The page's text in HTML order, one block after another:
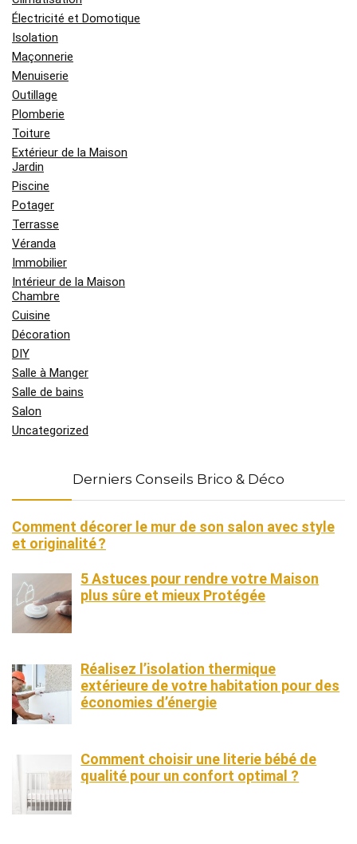
Électricité et Domotique
Isolation
Maçonnerie
Menuiserie
Outillage
Plomberie
Toiture
Extérieur de la Maison
Jardin
Piscine
Potager
Terrasse
Véranda
Immobilier
Intérieur de la Maison
Chambre
Cuisine
Décoration
DIY
Salle à Manger
Salle de bains
Salon
Uncategorized
Derniers Conseils Brico & Déco
Comment décorer le mur de son salon avec style
et originalité ?
5 Astuces pour rendre votre Maison
plus sûre et mieux Protégée
Réalisez l’isolation thermique
extérieure de votre habitation pour des
économies d’énergie
Comment choisir une literie bébé de
qualité pour un confort optimal ?